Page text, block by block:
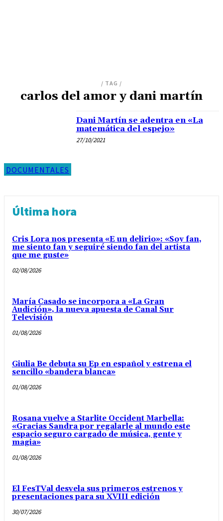
/ TAG /
carlos del amor y dani martín
DOCUMENTALES
Dani Martín se adentra en «La
matemática del espejo»
27/10/2021
Última hora
Cris Lora nos presenta «E un delirio»: «Soy fan,
me siento fan y seguiré siendo fan del artista
que me guste»
02/08/2026
María Casado se incorpora a «La Gran
Audición», la nueva apuesta de Canal Sur
Televisión
01/08/2026
Giulia Be debuta su Ep en español y estrena el
sencillo «bandera blanca»
01/08/2026
Rosana vuelve a Starlite Occident Marbella:
«Gracias Sandra por regalarle al mundo este
espacio seguro cargado de música, gente y
magia»
01/08/2026
El FesTVal desvela sus primeros estrenos y
presentaciones para su XVIII edición
30/07/2026